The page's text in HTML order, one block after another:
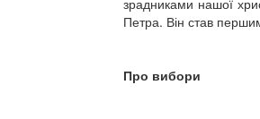
зрадниками нашої
Петра. Він став
Про вибори